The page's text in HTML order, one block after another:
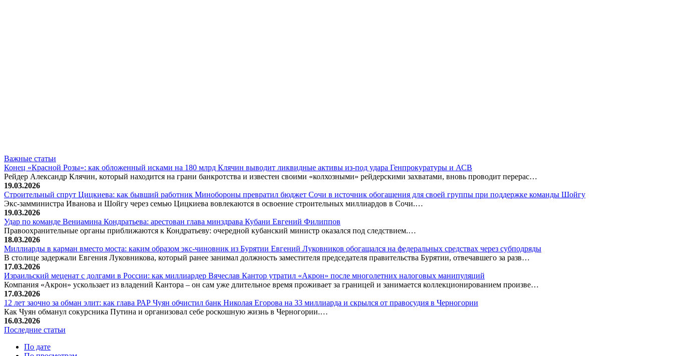
Важные статьи
Конец «Красной Розы»: как обложенный исками на 180 млрд Клячин выводит ликвидные активы из-под удара Генпрокуратуры и АСВ
Рейдер Александр Клячин, который находится на грани банкротства и известен своими «колхозными» рейдерскими захватами, вновь проводит перерас…
19.03.2026
Строительный спрут Цицкиева: как бывший работник Минобороны превратил бюджет Сочи в источник обогащения для своей группы при поддержке команды Шойгу
Экс-замминистра Иванова и Шойгу через семью Цицкиева вовлекаются в освоение строительных миллиардов в Сочи.…
19.03.2026
Удар по команде Вениамина Кондратьева: арестован глава минздрава Кубани Евгений Филиппов
Правоохранительные органы приближаются к Кондратьеву: очередной кубанский министр оказался под следствием.…
18.03.2026
Миллиарды в карман вместо моста: каким образом экс-чиновник из Бурятии Евгений Луковников обогащался на федеральных средствах через субподряды
В столице задержали Евгения Луковникова, который ранее занимал должность заместителя председателя правительства Бурятии, отвечавшего за разв…
17.03.2026
Израильский меценат с долгами в России: как миллиардер Вячеслав Кантор утратил «Акрон» после многолетних налоговых манипуляций
Компания «Акрон» ускользает из владений Кантора – он сам уже длительное время проживает за границей и занимается коллекционированием произве…
17.03.2026
12 лет заочно за обман элит: как глава РАР Чуян обчистил банк Николая Егорова на 33 миллиарда и скрылся от правосудия в Черногории
Как Чуян обманул сокурсника Путина и организовал себе роскошную жизнь в Черногории.…
16.03.2026
Последние статьи
По дате